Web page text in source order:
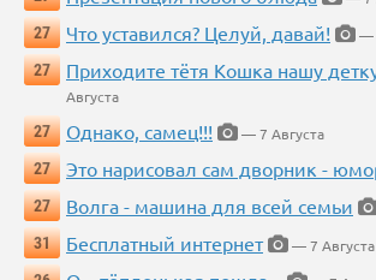
27
Что уставился? Целуй, давай!
—
27
Приходите тётя Кошка нашу
Августа
27
Однако, самец!!!
— 7 Августа
27
Это нарисовал сам дворник -
27
Волга - машина для всей семьи
31
Бесплатный интернет
— 7 Августа